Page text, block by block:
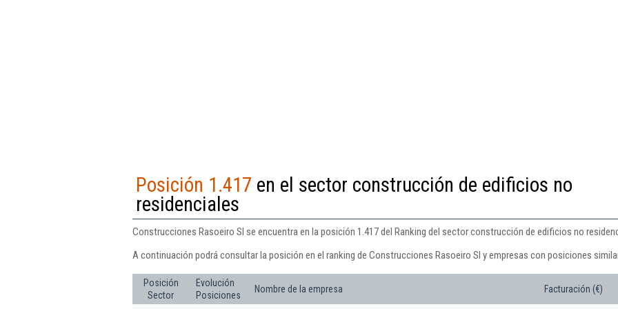
Posición 1.417 en el sector construcción de edificios no
residenciales
Construcciones Rasoeiro Sl se encuentra en la posición 1.417 del Ranking del sector construcción de edificios no
A continuación podrá consultar la posición en el ranking de Construcciones Rasoeiro Sl y empresas con posiciones
Posición
Sector
Evolución
Posiciones
Nombre de la empresa Facturación (€)